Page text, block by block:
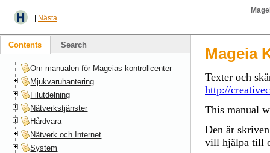
Nästa
Mageia
Texter och
http://
This manual
Den är
vill hjälpa till
Contents Search
Om manualen för Mageias kontrollcenter
Mjukvaruhantering
Filutdelning
Nätverkstjänster
Hårdvara
Nätverk och Internet
System